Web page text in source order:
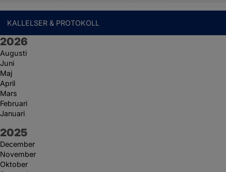
KALLELSER & PROTOKOLL
År:
2026
Augusti
Juni
Maj
April
Mars
Februari
Januari
År:
2025
December
November
Oktober